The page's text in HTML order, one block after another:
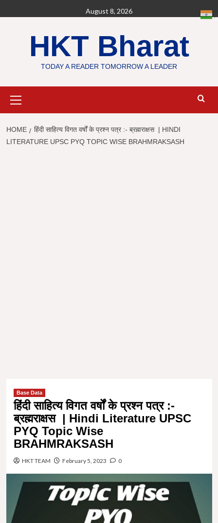
to
August 8, 2026
HKT Bharat
TODAY A READER TOMORROW A LEADER
Menu
HOME
हिंदी साहित्य विगत वर्षों के प्रश्न पत्र :- ब्रह्मराक्षस | HINDI
LITERATURE UPSC PYQ TOPIC WISE BRAHMRAKSASH
Base Data
हिंदी साहित्य विगत वर्षों के प्रश्न पत्र :-
ब्रह्मराक्षस | Hindi Literature UPSC
PYQ Topic Wise
BRAHMRAKSASH
HKT TEAM February 5, 2023 0